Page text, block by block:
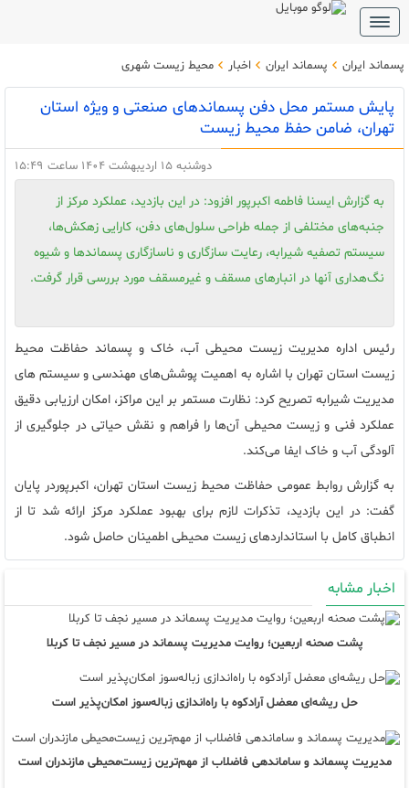
Toggle
navigation
پسماند ایران
پسماند ایران اخبار محیط زیست شهری
پایش مستمر محل دفن پسماندهای صنعتی و ویژه استان
تهران، ضامن حفظ محیط زیست
دوشنبه 15 اردیبهشت 1404 ساعت 15:49
به گزارش ایسنا فاطمه اکبرپور افزود: در این بازدید، عملکرد مرکز از
جنبه‌های مختلفی از جمله طراحی سلول‌های دفن، کارایی زهکش‌ها،
سیستم تصفیه شیرابه، رعایت سازگاری و ناسازگاری پسماندها و شیوه
نگ‌هداری آنها در انبارهای مسقف و غیرمسقف مورد بررسی قرار گرفت.
رئیس اداره مدیریت زیست ‌محیطی آب، خاک و پسماند حفاظت محیط
زیست استان تهران با اشاره به اهمیت پوشش‌های مهندسی و سیستم ‌های
مدیریت شیرابه تصریح کرد: نظارت مستمر بر این مراکز، امکان ارزیابی دقیق
عملکرد فنی و زیست‌ محیطی آن‌ها را فراهم و نقش حیاتی در جلوگیری از
آلودگی آب و خاک ایفا می‌کند.
به گزارش روابط عمومی حفاظت محیط زیست استان تهران، اکبرپوردر پایان
گفت: در این بازدید، تذکرات لازم برای بهبود عملکرد مرکز ارائه شد تا از
انطباق کامل با استانداردهای زیست ‌محیطی اطمینان حاصل شود.
اخبار مشابه
پشت صحنه اربعین؛ روایت مدیریت پسماند در مسیر نجف تا کربلا
حل ریشه‌ای معضل آرادکوه با راه‌اندازی زباله‌سوز امکان‌پذیر است
مدیریت پسماند و ساماندهی فاضلاب از مهم‌ترین زیست‌محیطی مازندران است